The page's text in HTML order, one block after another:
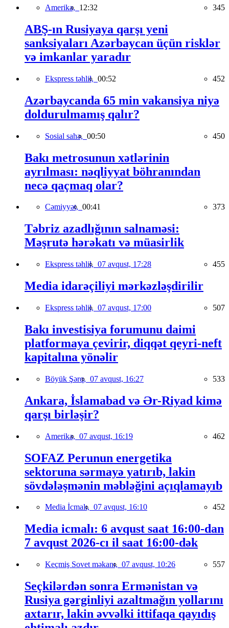
Amerika, 12:32 345
ABŞ-ın Rusiyaya qarşı yeni
sanksiyaları Azərbaycan üçün risklər
və imkanlar yaradır
Ekspress təhlil, 00:52 452
Azərbaycanda 65 min vakansiya niyə
doldurulmamış qalır?
Sosial sahə, 00:50 450
Bakı metrosunun xətlərinin
ayrılması: nəqliyyat böhranından
necə qaçmaq olar?
Cəmiyyət, 00:41 373
Təbriz azadlığının salnaməsi:
Məşrutə hərəkatı və müasirlik
Ekspress təhlil, 07 avqust, 17:28 455
Media idarəçiliyi mərkəzləşdirilir
Ekspress təhlil, 07 avqust, 17:00 507
Bakı investisiya forumunu daimi
platformaya çevirir, diqqət qeyri-neft
kapitalına yönəlir
Böyük Şərq, 07 avqust, 16:27 533
Ankara, İslamabad və Ər-Riyad kimə
qarşı birləşir?
Amerika, 07 avqust, 16:19 462
SOFAZ Perunun energetika
sektoruna sərmayə yatırıb, lakin
sövdələşmənin məbləğini açıqlamayıb
Media İcmalı, 07 avqust, 16:10 452
Media icmalı: 6 avqust saat 16:00-dan
7 avqust 2026-cı il saat 16:00-dək
Keçmiş Sovet məkanı, 07 avqust, 10:26 557
Seçkilərdən sonra Ermənistan və
Rusiya gərginliyi azaltmağın yollarını
axtarır, lakin əvvəlki ittifaqa qayıdış